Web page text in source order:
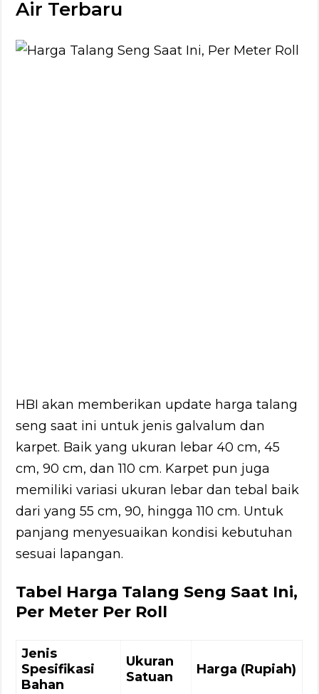
Air Terbaru
HBI akan memberikan update harga talang
seng saat ini untuk jenis galvalum dan
karpet. Baik yang ukuran lebar 40 cm, 45
cm, 90 cm, dan 110 cm. Karpet pun juga
memiliki variasi ukuran lebar dan tebal baik
dari yang 55 cm, 90, hingga 110 cm. Untuk
panjang menyesuaikan kondisi kebutuhan
sesuai lapangan.
Tabel Harga Talang Seng Saat Ini,
Per Meter Per Roll
Jenis
Spesifikasi
Bahan
Ukuran
Satuan
Harga (Rupiah)